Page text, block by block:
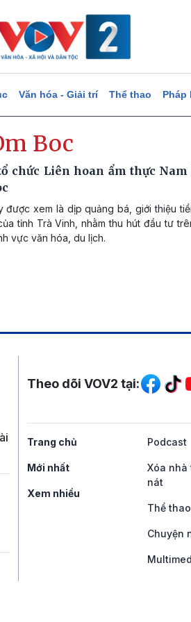
Văn hóa - Giải trí Thể thao Pháp
Boc
chức Liên hoan ẩm thực
được xem là dịp quảng bá, giới thiệu
tỉnh Trà Vinh, nhằm thu hút đầu tư
vực văn hóa, du lịch.
Mạng xã hội
Theo dõi VOV2 tại:
Trang chủ
Mới nhất
Xem nhiều
Podcast
Xóa nhà
nát
Thể thao
Chuyện